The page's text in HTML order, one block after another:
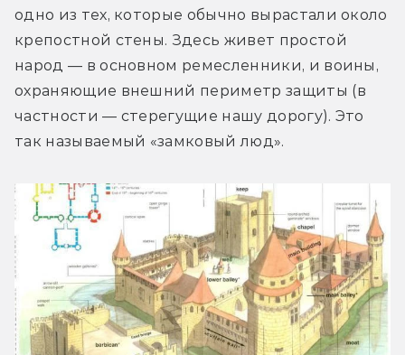
одно из тех, которые обычно вырастали около
крепостной стены. Здесь живет простой
народ — в основном ремесленники, и воины,
охраняющие внешний периметр защиты (в
частности — стерегущие нашу дорогу). Это
так называемый «замковый люд».